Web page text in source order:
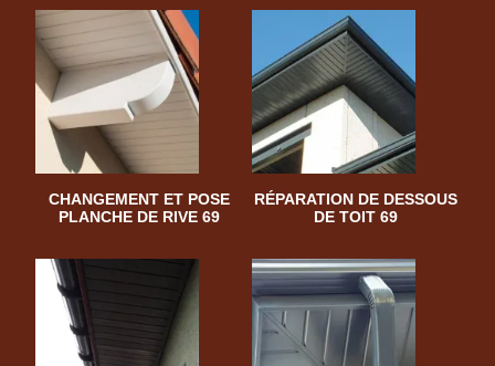
CHANGEMENT ET POSE
PLANCHE DE RIVE 69
RÉPARATION DE DESSOUS
DE TOIT 69